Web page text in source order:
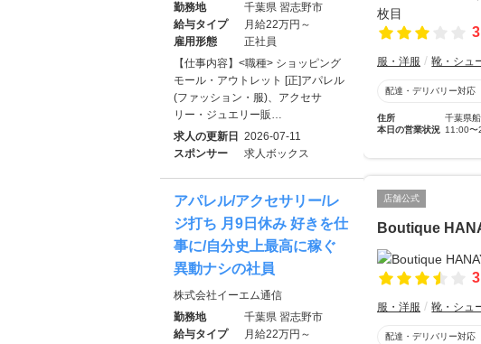
服・洋服 靴・シュ
配達・デリバリー対応
住所
千葉県
本日の営業状況 11:00〜
店舗公式
Boutique
服・洋服 靴・シュ
配達・デリバリー対応
勤務地
千葉県 習志野市
給与タイプ
月給22万円～
雇用形態
正社員
【仕事内容】<職種> ショッピング
モール・アウトレット [正]アパレル
(ファッション・服)、アクセサ
リー・ジュエリー販…
求人の更新日
2026-07-11
スポンサー
求人ボックス
アパレル/アクセサリー/レ
ジ打ち 月9日休み 好きを仕
事に/自分史上最高に稼ぐ
異動ナシの社員
株式会社イーエム通信
勤務地
千葉県 習志野市
給与タイプ
月給22万円～